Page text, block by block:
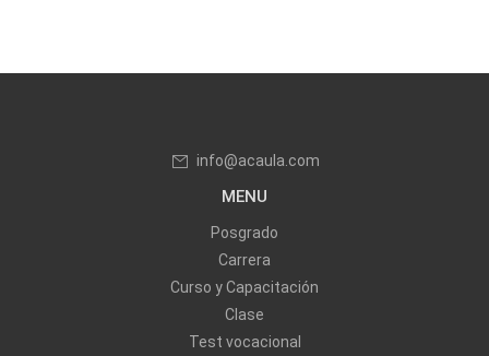
info@acaula.com
MENU
Posgrado
Carrera
Curso y Capacitación
Clase
Test vocacional